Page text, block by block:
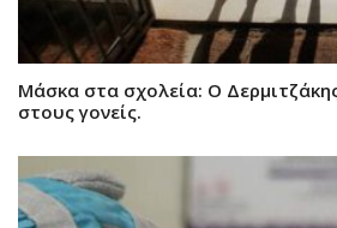
Μάσκα στα σχολεία: Ο Δερμιτζάκης
στους γονείς.